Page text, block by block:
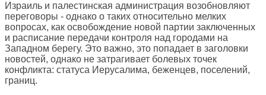
Израиль и палестинская администрация возобновляют
переговоры - однако о таких относительно мелких
вопросах, как освобождение новой партии заключенных
и расписание передачи контроля над городами на
Западном берегу. Это важно, это попадает в заголовки
новостей, однако не затрагивает болевых точек
конфликта: статуса Иерусалима, беженцев, поселений,
границ.